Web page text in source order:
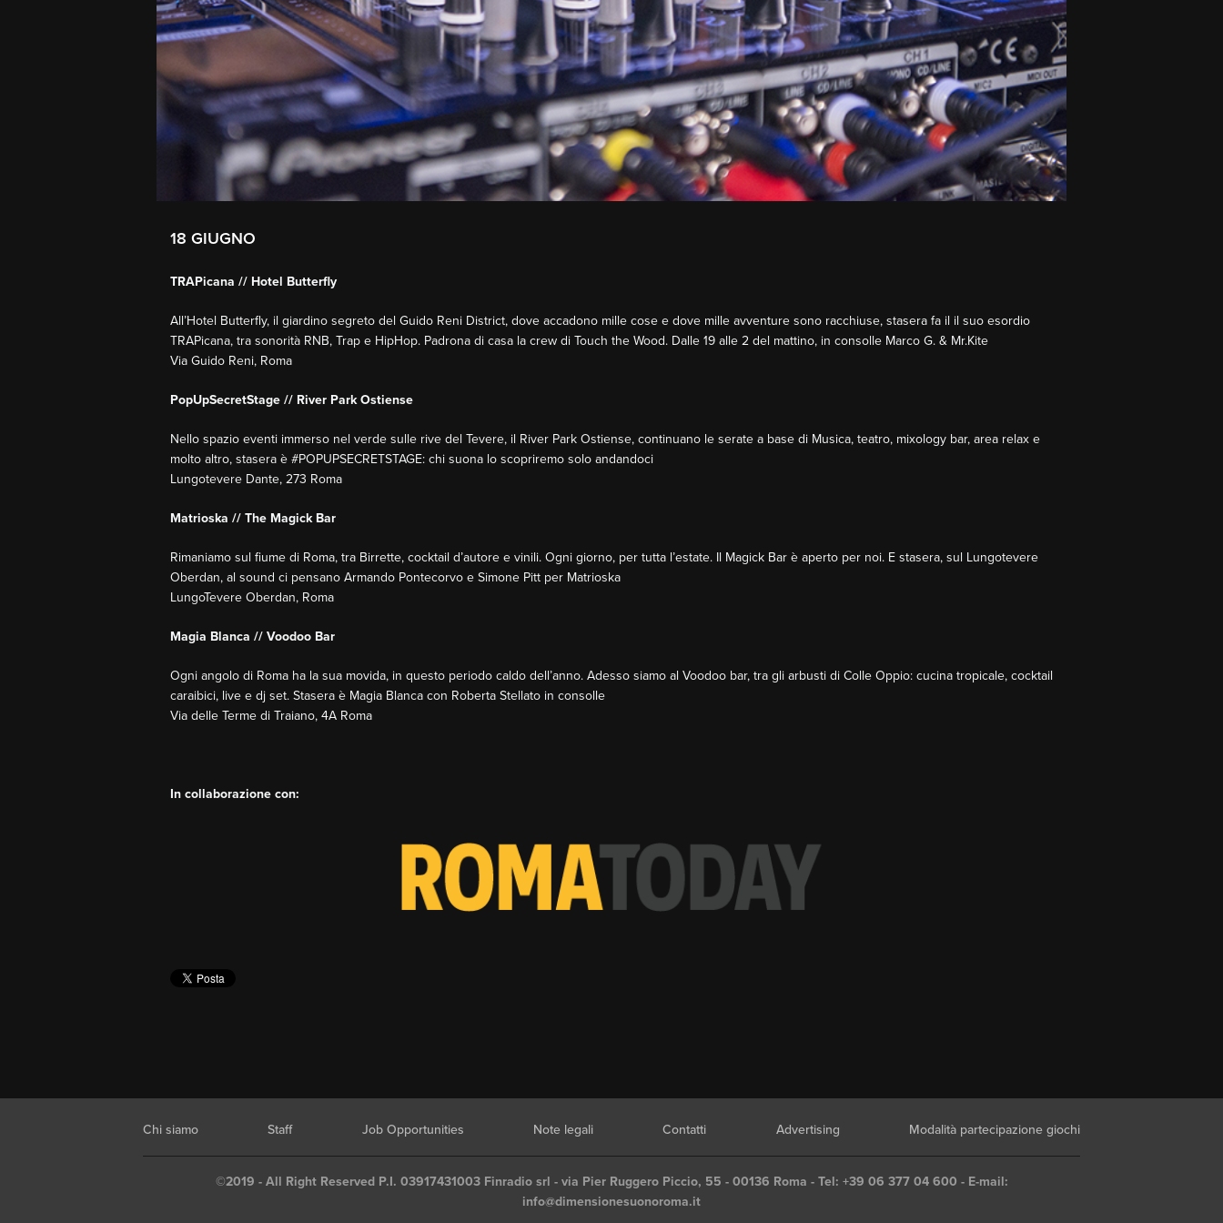
18 GIUGNO
TRAPicana // Hotel Butterfly
All’Hotel Butterfly, il giardino segreto del Guido Reni District, dove accadono mille cose e dove mille avventure sono racchiuse, stasera fa il il suo esordio
TRAPicana, tra sonorità RNB, Trap e HipHop. Padrona di casa la crew di Touch the Wood. Dalle 19 alle 2 del mattino, in consolle Marco G. & Mr.Kite
Via Guido Reni, Roma
PopUpSecretStage // River Park Ostiense
Nello spazio eventi immerso nel verde sulle rive del Tevere, il River Park Ostiense, continuano le serate a base di Musica, teatro, mixology bar, area relax e
molto altro, stasera è #POPUPSECRETSTAGE: chi suona lo scopriremo solo andandoci
Lungotevere Dante, 273 Roma
Matrioska // The Magick Bar
Rimaniamo sul fiume di Roma, tra Birrette, cocktail d’autore e vinili. Ogni giorno, per tutta l’estate. Il Magick Bar è aperto per noi. E stasera, sul Lungotevere
Oberdan, al sound ci pensano Armando Pontecorvo e Simone Pitt per Matrioska
LungoTevere Oberdan, Roma
Magia Blanca // Voodoo Bar
Ogni angolo di Roma ha la sua movida, in questo periodo caldo dell’anno. Adesso siamo al Voodoo bar, tra gli arbusti di Colle Oppio: cucina tropicale, cocktail
caraibici, live e dj set. Stasera è Magia Blanca con Roberta Stellato in consolle
Via delle Terme di Traiano, 4A Roma
In collaborazione con:
Chi siamo Staff Job Opportunities Note legali Contatti Advertising Modalità partecipazione giochi
©2019 - All Right Reserved P.I. 03917431003 Finradio srl - via Pier Ruggero Piccio, 55 - 00136 Roma - Tel: +39 06 377 04 600 - E-mail:
info@dimensionesuonoroma.it